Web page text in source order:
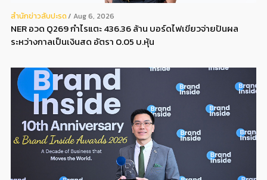
สํานักข่าวสับปะรด Aug 6, 2026
NER อวด Q269 กำไรแตะ 436.36 ล้าน บอร์ดไฟเขียวจ่ายปันผล
ระหว่างกาลเป็นเงินสด อัตรา 0.05 บ.หุ้น